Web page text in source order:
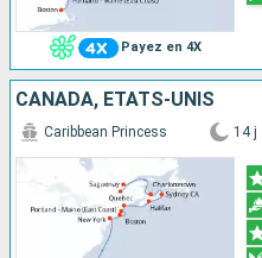
Payez en 4X
CANADA, ÉTATS-UNIS
Caribbean Princess 14 j